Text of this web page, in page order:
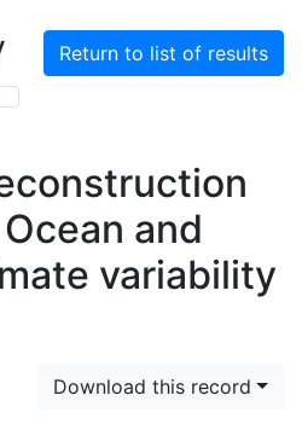
Return to list of results
and
variability
Download this record